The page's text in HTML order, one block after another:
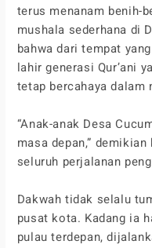
terus menanam benih-
mushala sederhana di
bahwa dari tempat
lahir generasi Qur’ani
tetap bercahaya dalam
“Anak-anak Desa
masa depan,”
seluruh perjalanan
Dakwah tidak selalu
pusat kota. Kadang ia
pulau terdepan,